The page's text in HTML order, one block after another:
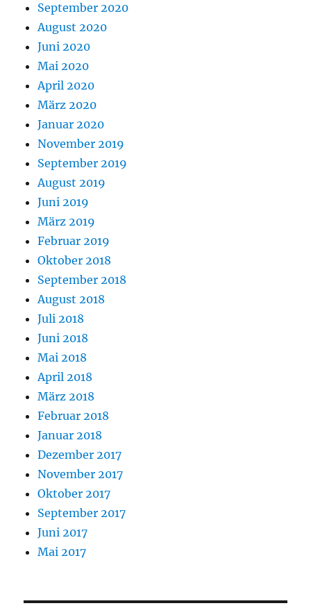
September 2020
August 2020
Juni 2020
Mai 2020
April 2020
März 2020
Januar 2020
November 2019
September 2019
August 2019
Juni 2019
März 2019
Februar 2019
Oktober 2018
September 2018
August 2018
Juli 2018
Juni 2018
Mai 2018
April 2018
März 2018
Februar 2018
Januar 2018
Dezember 2017
November 2017
Oktober 2017
September 2017
Juni 2017
Mai 2017